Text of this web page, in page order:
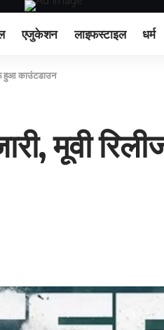
एजुकेशन लाइफस्टाइल धर्म
हुआ काउंटडाउन
मूवी